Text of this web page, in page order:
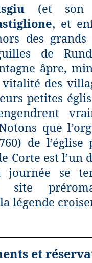
(et son
et
des grands
de
âpre,
des
petites
que
de l’église
Corte est l’un
journée se
site
légende
et